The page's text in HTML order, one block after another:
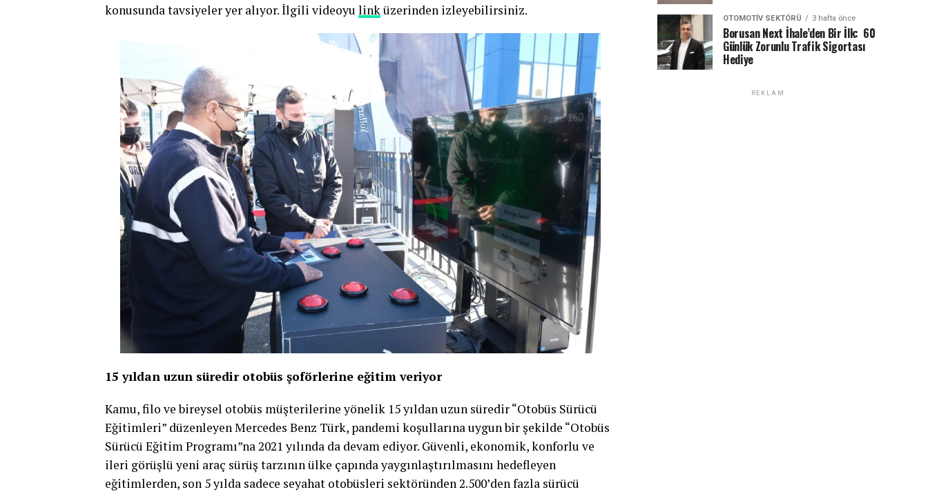
konusunda tavsiyeler yer alıyor. İlgili videoyu linküzerinden izleyebilirsiniz.
15 yıldan uzun süredir otobüs şoförlerine eğitim veriyor
Kamu, filo ve bireysel otobüs müşterilerine yönelik 15 yıldan uzun süredir “Otobüs Sürücü
Eğitimleri” düzenleyen Mercedes Benz Türk, pandemi koşullarına uygun bir şekilde “Otobüs
Sürücü Eğitim Programı”na 2021 yılında da devam ediyor. Güvenli, ekonomik, konforlu ve
ileri görüşlü yeni araç sürüş tarzının ülke çapında yaygınlaştırılmasını hedefleyen
eğitimlerden, son 5 yılda sadece seyahat otobüsleri sektöründen 2.500’den fazla sürücü
OTOMOTIV SEKTÖRÜ 3 hafta önce
Borusan Next İhale’den Bir İlk: 60
Günlük Zorunlu Trafik Sigortası
Hediye
REKLAM